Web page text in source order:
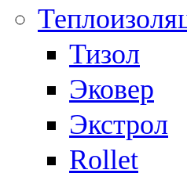
Тизол
Эковер
Экстрол
Rollet